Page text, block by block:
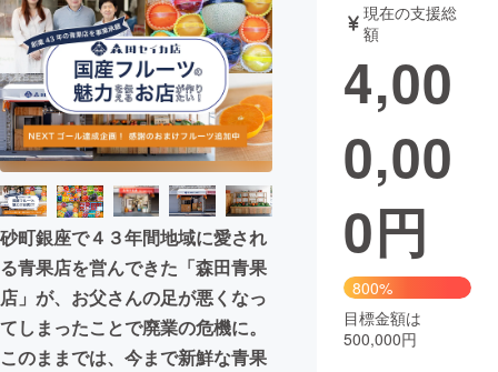
テクノロジー・ガジェット
映像・映画 書籍・雑誌
ビジネス・起業 チャレンジ
まちづくり・地域活性化
CAMPFIRE for Social Good
CAMPFIRE Creation
CAMPFIREふるさと納税 machi-ya コミュニティ
砂町銀座で４３年間地域に愛され
る青果店を営んできた「森田青果
店」が、お父さんの足が悪くなっ
てしまったことで廃業の危機に。
このままでは、今まで新鮮な青果
現在の支援総
額
4,00
0,00
0円
800%
目標金額は
500,000円